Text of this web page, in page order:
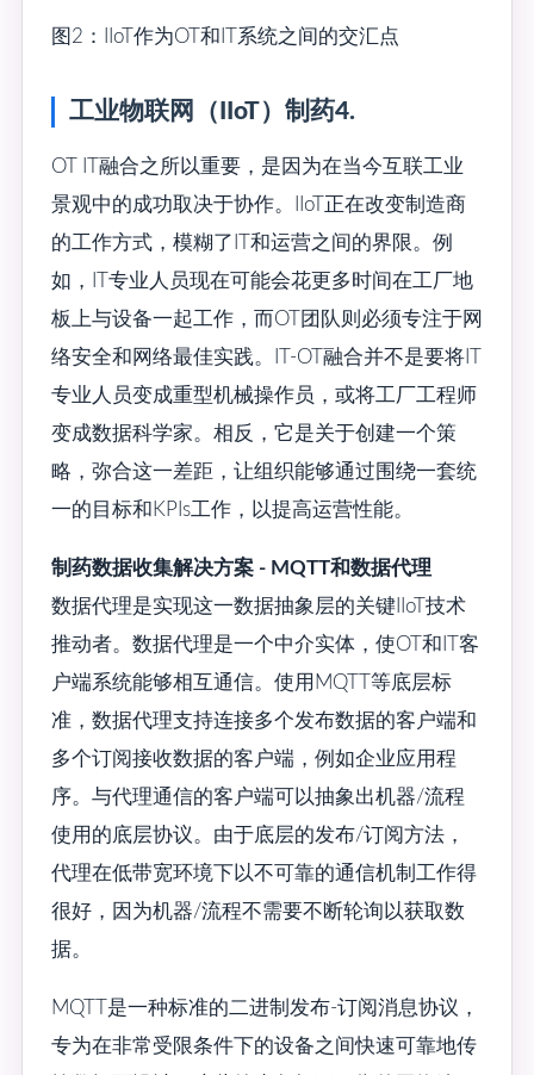
图2：IIoT作为OT和IT系统之间的交汇点
工业物联网（IIoT）制药4.
OT IT融合之所以重要，是因为在当今互联工业
景观中的成功取决于协作。IIoT正在改变制造商
的工作方式，模糊了IT和运营之间的界限。例
如，IT专业人员现在可能会花更多时间在工厂地
板上与设备一起工作，而OT团队则必须专注于网
络安全和网络最佳实践。IT-OT融合并不是要将IT
专业人员变成重型机械操作员，或将工厂工程师
变成数据科学家。相反，它是关于创建一个策
略，弥合这一差距，让组织能够通过围绕一套统
一的目标和KPIs工作，以提高运营性能。
制药数据收集解决方案 - MQTT和数据代理
数据代理是实现这一数据抽象层的关键IIoT技术
推动者。数据代理是一个中介实体，使OT和IT客
户端系统能够相互通信。使用MQTT等底层标
准，数据代理支持连接多个发布数据的客户端和
多个订阅接收数据的客户端，例如企业应用程
序。与代理通信的客户端可以抽象出机器/流程
使用的底层协议。由于底层的发布/订阅方法，
代理在低带宽环境下以不可靠的通信机制工作得
很好，因为机器/流程不需要不断轮询以获取数
据。
MQTT是一种标准的二进制发布-订阅消息协议，
专为在非常受限条件下的设备之间快速可靠地传